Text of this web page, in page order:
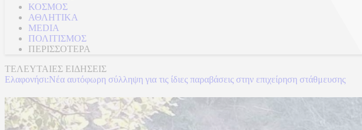
ΚΟΣΜΟΣ
ΑΘΛΗΤΙΚΑ
MEDIA
ΠΟΛΙΤΙΣΜΟΣ
ΠΕΡΙΣΣΟΤΕΡΑ
ΤΕΛΕΥΤΑΙΕΣ ΕΙΔΗΣΕΙΣ
Τραμπ: Εφετείο απαγόρευσε να συνεχίσει την κατασκευή της αίθουσας χορού στον Λευκό Οίκο